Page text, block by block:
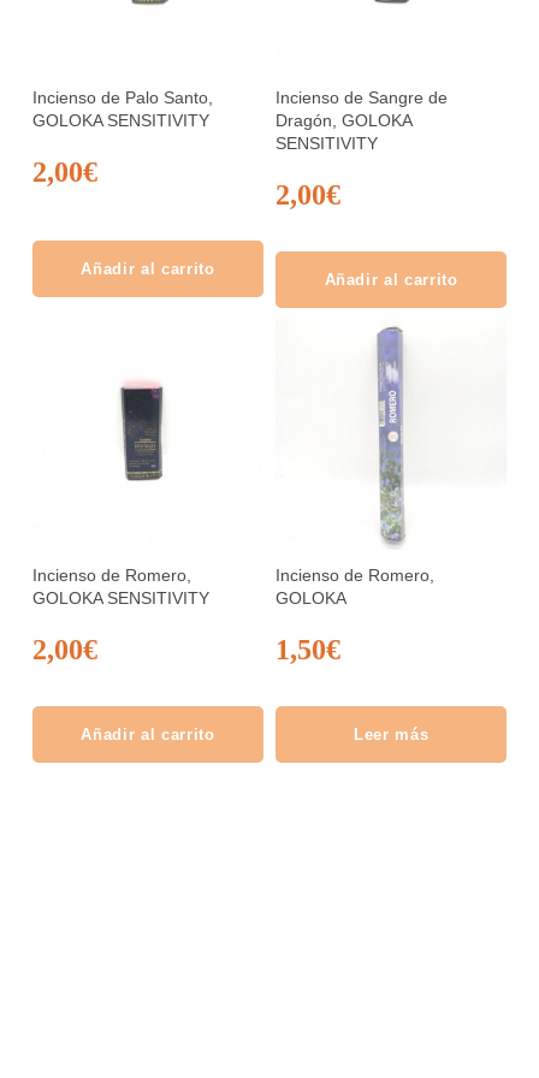
Incienso de Palo Santo,
GOLOKA SENSITIVITY
2,00€
Añadir al carrito
Incienso de Sangre de
Dragón, GOLOKA
SENSITIVITY
2,00€
Añadir al carrito
Incienso de Romero,
GOLOKA SENSITIVITY
2,00€
Añadir al carrito
Incienso de Romero,
GOLOKA
1,50€
Leer más